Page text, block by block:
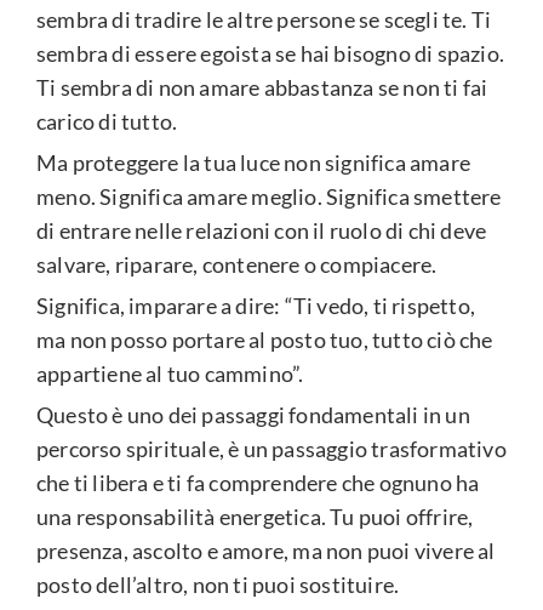
sembra di tradire le altre persone se scegli te. Ti
sembra di essere egoista se hai bisogno di spazio.
Ti sembra di non amare abbastanza se non ti fai
carico di tutto.
Ma proteggere la tua luce non significa amare
meno. Significa amare meglio. Significa smettere
di entrare nelle relazioni con il ruolo di chi deve
salvare, riparare, contenere o compiacere.
Significa, imparare a dire: “Ti vedo, ti rispetto,
ma non posso portare al posto tuo, tutto ciò che
appartiene al tuo cammino”.
Questo è uno dei passaggi fondamentali in un
percorso spirituale, è un passaggio trasformativo
che ti libera e ti fa comprendere che ognuno ha
una responsabilità energetica. Tu puoi offrire,
presenza, ascolto e amore, ma non puoi vivere al
posto dell’altro, non ti puoi sostituire.